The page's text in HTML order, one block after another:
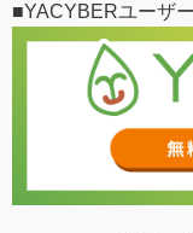
■YACYBERユーザ